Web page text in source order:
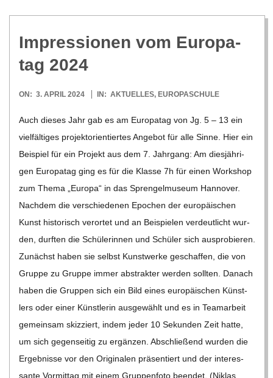
Impres­sio­nen vom Euro­pa­
tag 2024
2024-
ON: 3. APRIL 2024 IN: AKTUELLES, EUROPASCHULE
Auch die­ses Jahr gab es am Euro­pa­tag von Jg. 5 – 13 ein
viel­fäl­ti­ges pro­jekt­ori­en­tier­tes Ange­bot für alle Sinne. Hier ein
Bei­spiel für ein Pro­jekt aus dem 7. Jahr­gang: Am dies­jäh­ri­
gen Euro­pa­tag ging es für die Klasse 7h für einen Work­shop
zum Thema „Europa“ in das Spren­gel­mu­seum Han­no­ver.
Nach­dem die ver­schie­de­nen Epo­chen der euro­päi­schen
Kunst his­to­risch ver­or­tet und an Bei­spie­len ver­deut­licht wur­
den, durf­ten die Schü­le­rin­nen und Schü­ler sich aus­pro­bie­ren.
Zunächst haben sie selbst Kunst­werke geschaf­fen, die von
Gruppe zu Gruppe immer abs­trak­ter wer­den soll­ten. Danach
haben die Grup­pen sich ein Bild eines euro­päi­schen Künst­
lers oder einer Künst­le­rin aus­ge­wählt und es in Team­ar­beit
gemein­sam skiz­ziert, indem jeder 10 Sekun­den Zeit hatte,
um sich gegen­sei­tig zu ergän­zen. Abschlie­ßend wur­den die
Ergeb­nisse vor den Ori­gi­na­len prä­sen­tiert und der inter­es­
sante Vor­mit­tag mit einem Grup­pen­foto been­det. (Niklas